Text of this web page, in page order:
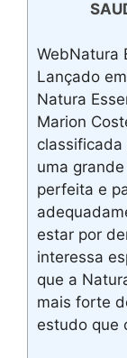
WebNatura
Lançado
Natura
Marion
classificada
uma
perfeita e
estar por
interessa
que a
mais forte
estudo que